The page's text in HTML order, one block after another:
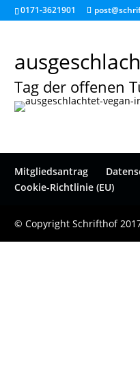
0171-3621901
Tag der offenen
Mitgliedsantrag
Cookie-Richtlinie (EU)
© Copyright Schrifthof